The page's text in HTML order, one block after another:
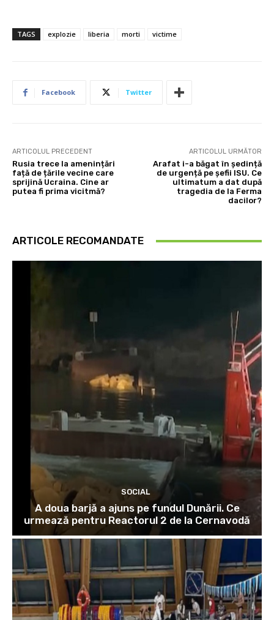
TAGS explozie liberia morti victime
Facebook Twitter
ARTICOLUL PRECEDENT
Rusia trece la amenințări
față de țările vecine care
sprijină Ucraina. Cine ar
putea fi prima vicitmă?
ARTICOLUL URMĂTOR
Arafat i-a băgat în ședință
de urgență pe șefii ISU. Ce
ultimatum a dat după
tragedia de la Ferma
dacilor?
ARTICOLE RECOMANDATE
SOCIAL
A doua barjă a ajuns pe fundul Dunării. Ce
urmează pentru Reactorul 2 de la Cernavodă